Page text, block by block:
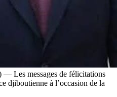
Les messages de félicitations
djiboutienne à l’occasion de la